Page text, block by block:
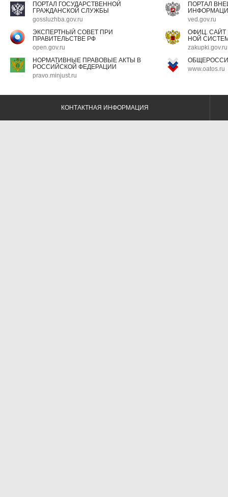
ПОРТАЛ ГОСУДАРСТВЕННОЙ
ГРАЖДАНСКОЙ СЛУЖБЫ
gossluzhba.gov.ru
ПОРТАЛ
ved.gov.ru
ЭКСПЕРТНЫЙ СОВЕТ ПРИ
ПРАВИТЕЛЬСТВЕ РФ
open.gov.ru
ОФИЦ.
НОЙ
zakupki.gov.ru
НОРМАТИВНЫЕ ПРАВОВЫЕ АКТЫ В
РОССИЙСКОЙ ФЕДЕРАЦИИ
pravo.minjust.ru
www.oatos.ru
КОНТАКТНАЯ ИНФОРМАЦИЯ